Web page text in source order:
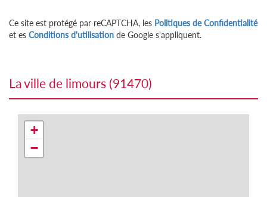
Ce site est protégé par reCAPTCHA, les Politiques de Confidentialité
et es Conditions d'utilisation de Google s'appliquent.
la ville de limours (91470)
+
−